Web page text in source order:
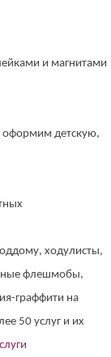
и магнитами
оформим детскую,
ходулисты,
флешмобы,
граффити на
50 услуг и их